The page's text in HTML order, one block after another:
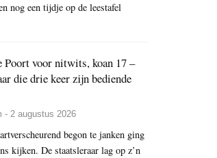
nog een tijdje op de leestafel
Poort voor nitwits, koan 17 –
die drie keer zijn bediende
- 2 augustus 2026
begon te janken ging
kijken. De staatsleraar lag op z’n